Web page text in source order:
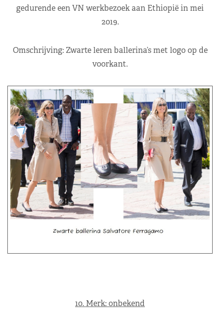
gedurende een VN werkbezoek aan Ethiopië in mei
2019.
Omschrijving: Zwarte leren ballerina’s met logo op de
voorkant.
10. Merk: onbekend